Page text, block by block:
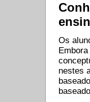
Os
nestes